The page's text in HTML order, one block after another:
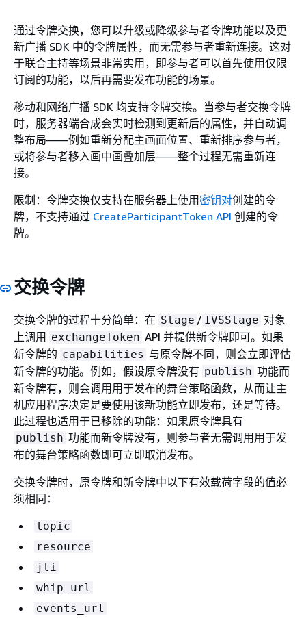
通过令牌交换，您可以升级或降级参与者令牌功能以及更
新广播 SDK 中的令牌属性，而无需参与者重新连接。这对
于联合主持等场景非常实用，即参与者可以首先使用仅限
订阅的功能，以后再需要发布功能的场景。
移动和网络广播 SDK 均支持令牌交换。当参与者交换令牌
时，服务器端合成会实时检测到更新后的属性，并自动调
整布局——例如重新分配主画面位置、重新排序参与者，
或将参与者移入画中画叠加层——整个过程无需重新连
接。
限制：令牌交换仅支持在服务器上使用 密钥对创建的令
牌，不支持通过 CreateParticipantToken API 创建的令
牌。
交换令牌
交换令牌的过程十分简单：在 Stage / IVSStage 对象
上调用 exchangeToken API 并提供新令牌即可。如果
新令牌的 capabilities 与原令牌不同，则会立即评估
新令牌的功能。例如，假设原令牌没有 publish 功能而
新令牌有，则会调用用于发布的舞台策略函数，从而让主
机应用程序决定是要使用该新功能立即发布，还是等待。
此过程也适用于已移除的功能：如果原令牌具有
publish 功能而新令牌没有，则参与者无需调用用于发
布的舞台策略函数即可立即取消发布。
交换令牌时，原令牌和新令牌中以下有效载荷字段的值必
须相同：
topic
resource
jti
whip_url
events_url